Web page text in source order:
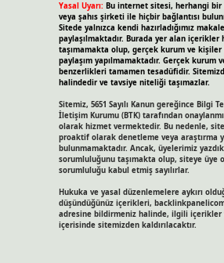
Yasal Uyarı: Bu internet sitesi, herhangi
veya şahıs şirketi ile hiçbir bağlantısı
Sitede yalnızca kendi hazırladığımız
paylaşılmaktadır. Burada yer alan
taşımamakta olup, gerçek kurum ve kişiler
paylaşım yapılmamaktadır. Gerçek kurum
benzerlikleri tamamen tesadüfidir.
halindedir ve tavsiye niteliği taşımazlar.
Sitemiz, 5651 Sayılı Kanun gereğince Bilgi
İletişim Kurumu (BTK) tarafından
olarak hizmet vermektedir. Bu nedenle,
proaktif olarak denetleme veya araştırma
bulunmamaktadır. Ancak, üyelerimiz
sorumluluğunu taşımakta olup, siteye üye
sorumluluğu kabul etmiş sayılırlar.
Hukuka ve yasal düzenlemelere aykırı
düşündüğünüz içerikleri,
adresine bildirmeniz halinde, ilgili içerikler
içerisinde sitemizden kaldırılacaktır.